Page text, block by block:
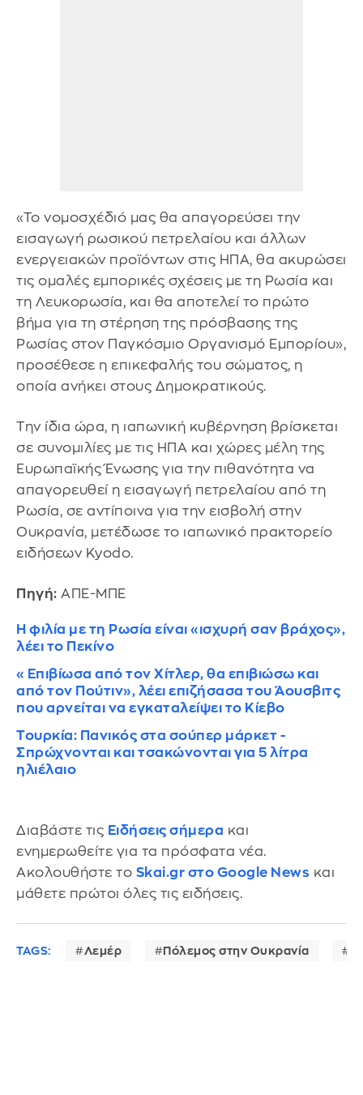
«Το νομοσχέδιό μας θα απαγορεύσει την
εισαγωγή ρωσικού πετρελαίου και άλλων
ενεργειακών προϊόντων στις ΗΠΑ, θα ακυρώσει
τις ομαλές εμπορικές σχέσεις με τη Ρωσία και
τη Λευκορωσία, και θα αποτελεί το πρώτο
βήμα για τη στέρηση της πρόσβασης της
Ρωσίας στον Παγκόσμιο Οργανισμό Εμπορίου»,
προσέθεσε η επικεφαλής του σώματος, η
οποία ανήκει στους Δημοκρατικούς.
Την ίδια ώρα, η ιαπωνική κυβέρνηση βρίσκεται
σε συνομιλίες με τις ΗΠΑ και χώρες μέλη της
Ευρωπαϊκής Ένωσης για την πιθανότητα να
απαγορευθεί η εισαγωγή πετρελαίου από τη
Ρωσία, σε αντίποινα για την εισβολή στην
Ουκρανία, μετέδωσε το ιαπωνικό πρακτορείο
ειδήσεων Kyodo.
Πηγή: ΑΠΕ-ΜΠΕ
Η φιλία με τη Ρωσία είναι «ισχυρή σαν βράχος»,
λέει το Πεκίνο
«Επιβίωσα από τον Χίτλερ, θα επιβιώσω και
από τον Πούτιν», λέει επιζήσασα του Άουσβιτς
που αρνείται να εγκαταλείψει το Κίεβο
Τουρκία: Πανικός στα σούπερ μάρκετ -
Σπρώχνονται και τσακώνονται για 5 λίτρα
ηλιέλαιο
Διαβάστε τις Ειδήσεις σήμερα και
ενημερωθείτε για τα πρόσφατα νέα.
Ακολουθήστε το Skai.gr στο Google News και
μάθετε πρώτοι όλες τις ειδήσεις.
TAGS: Λεμέρ Πόλεμος στην Ουκρανία